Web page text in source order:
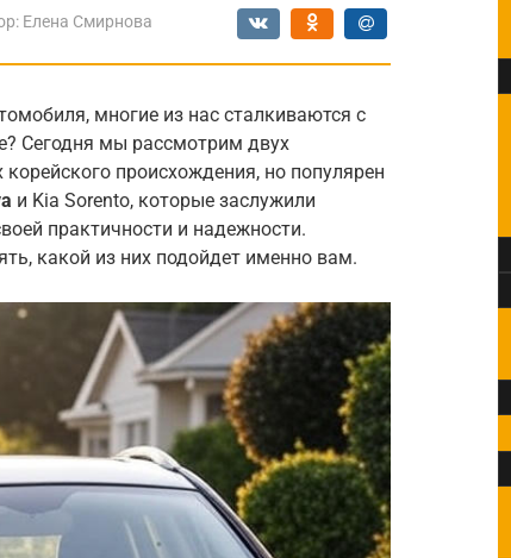
Елена Смирнова
многие из нас сталкиваются с
Сегодня мы рассмотрим двух
происхождения, но популярен
и Kia Sorento, которые заслужили
практичности и надежности.
какой из них подойдет именно вам.